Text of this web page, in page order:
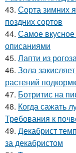
43. Сорта зимних
поздних сортов
44. Самое вкусное
описаниями
45. Лапти из
46. Зола
растений
47. Ботритис на
48. Когда сажать
Требования к
49. Декабрист
за декабристом